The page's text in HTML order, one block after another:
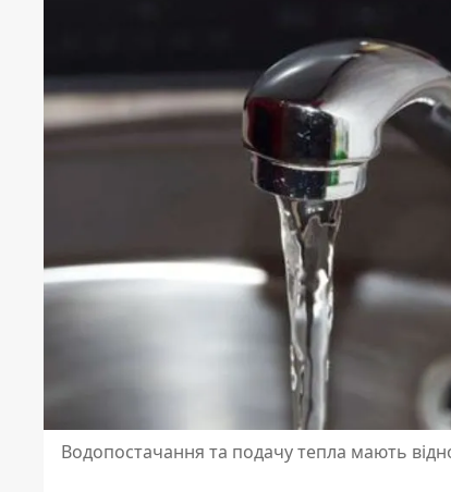
Водопостачання та подачу тепла мають